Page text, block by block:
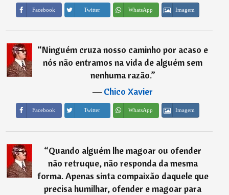
Facebook Twitter WhatsApp Imagem
“Ninguém cruza nosso caminho por acaso e
nós não entramos na vida de alguém sem
nenhuma razão.”
―Chico Xavier
Facebook Twitter WhatsApp Imagem
“Quando alguém lhe magoar ou ofender
não retruque, não responda da mesma
forma. Apenas sinta compaixão daquele que
precisa humilhar, ofender e magoar para